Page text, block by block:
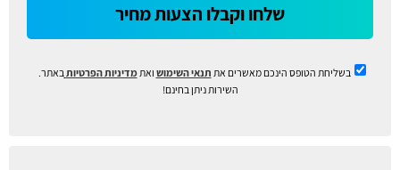
שלחו וקבלו הצעות מחיר
בשליחת הטופס הינכם מאשרים את תנאי השימוש ואתמדיניות הפרטיותבאתר.
השירות ניתן בחינם!